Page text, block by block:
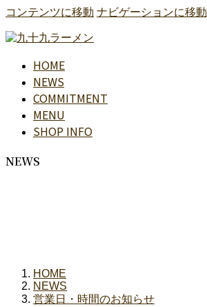
コンテンツに移動 ナビゲーションに移動
HOME
NEWS
COMMITMENT
MENU
SHOP INFO
NEWS
HOME
NEWS
営業日・時間のお知らせ